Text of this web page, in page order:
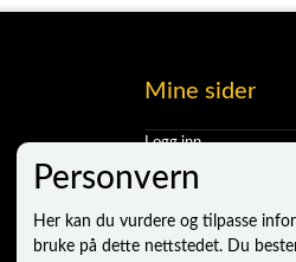
Mine sider
Logg inn
Vilkår
Personvernerklæring
Administrer cookies
Personvern
Her kan du vurdere og tilpasse
bruke på dette nettstedet. Du